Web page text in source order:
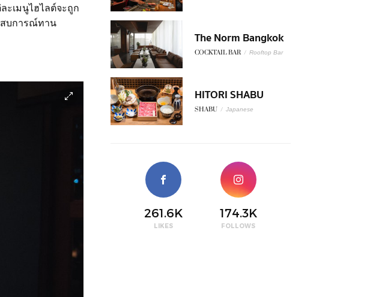
ะเมนูไฮไลต์จะถูก
สบการณ์ทาน
The Norm Bangkok
COCKTAIL BAR / Rooftop Bar
HITORI SHABU
SHABU / Japanese
261.6K
LIKES
174.3K
FOLLOWS